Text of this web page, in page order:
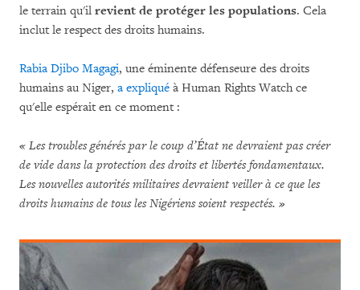
le terrain qu'il revient de protéger les populations. Cela
inclut le respect des droits humains.
Rabia Djibo Magagi, une éminente défenseure des droits
humains au Niger, a expliqué à Human Rights Watch ce
qu'elle espérait en ce moment :
« Les troubles générés par le coup d’État ne devraient pas créer
de vide dans la protection des droits et libertés fondamentaux.
Les nouvelles autorités militaires devraient veiller à ce que les
droits humains de tous les Nigériens soient respectés. »